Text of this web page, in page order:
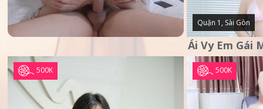
Quận 1, Sài Gòn
500K 500K